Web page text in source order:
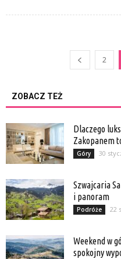
2
ZOBACZ TEŻ
Dlaczego
Zakopanem
Góry 30
Szwajcaria
i panoram
Podróże 22
Weekend w
spokojny